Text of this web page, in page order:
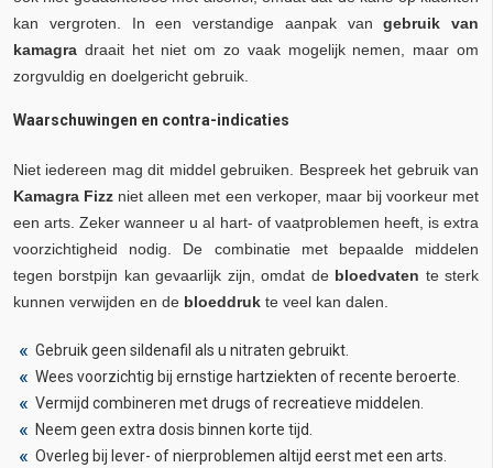
kan vergroten. In een verstandige aanpak vangebruik van
kamagra draait het niet om zo vaak mogelijk nemen, maar om
zorgvuldig en doelgericht gebruik.
Waarschuwingen en contra-indicaties
Niet iedereen mag dit middel gebruiken. Bespreek het gebruik van
Kamagra Fizz niet alleen met een verkoper, maar bij voorkeur met
een arts. Zeker wanneer u al hart- of vaatproblemen heeft, is extra
voorzichtigheid nodig. De combinatie met bepaalde middelen
tegen borstpijn kan gevaarlijk zijn, omdat de bloedvaten te sterk
kunnen verwijden en de bloeddruk te veel kan dalen.
Gebruik geen sildenafil als u nitraten gebruikt.
Wees voorzichtig bij ernstige hartziekten of recente beroerte.
Vermijd combineren met drugs of recreatieve middelen.
Neem geen extra dosis binnen korte tijd.
Overleg bij lever- of nierproblemen altijd eerst met een arts.